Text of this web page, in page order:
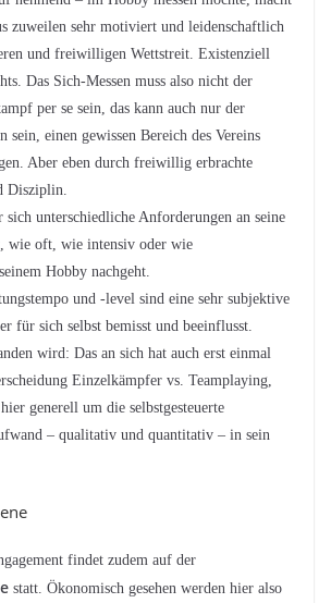
zuweilen sehr motiviert und leidenschaftlich
und freiwilligen Wettstreit. Existenziell
Das Sich-Messen muss also nicht der
per se sein, das kann auch nur der
sein, einen gewissen Bereich des Vereins
Aber eben durch freiwillig erbrachte
Disziplin.
unterschiedliche Anforderungen an seine
wie oft, wie intensiv oder wie
Hobby nachgeht.
und -level sind eine sehr subjektive
für sich selbst bemisst und beeinflusst.
wird: Das an sich hat auch erst einmal
Einzelkämpfer vs. Teamplaying,
generell um die selbstgesteuerte
– qualitativ und quantitativ – in sein
findet zudem auf der
statt. Ökonomisch gesehen werden hier also